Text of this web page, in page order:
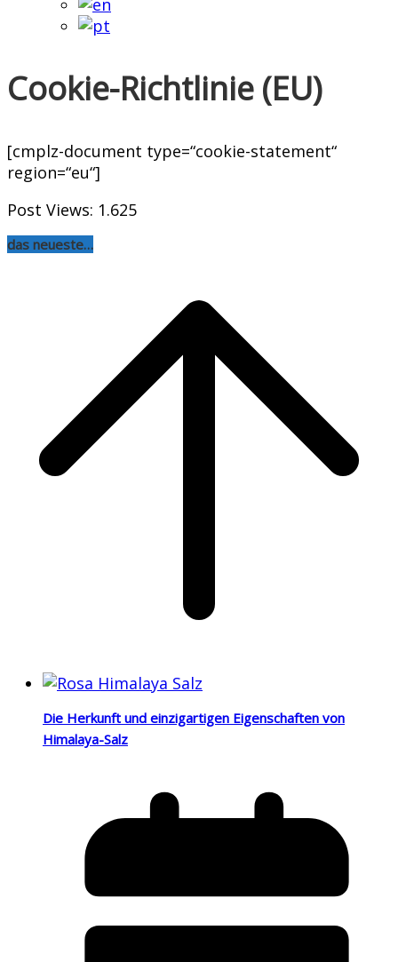
Cookie-Richtlinie (EU)
[cmplz-document type=“cookie-statement“
region=“eu“]
Post Views: 1.625
das neueste…
Die Herkunft und einzigartigen Eigenschaften von
Himalaya-Salz